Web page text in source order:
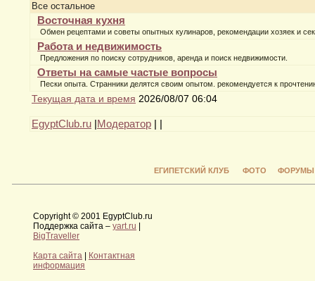
Все остальное
Восточная кухня
Обмен рецептами и советы опытных кулинаров, рекомендации хозяек и
Работа и недвижимость
Предложения по поиску сотрудников, аренда и поиск недвижимости.
Ответы на самые частые вопросы
Пески опыта. Странники делятся своим опытом. рекомендуется к
Текущая дата и время 2026/08/07 06:04
EgyptClub.ru Модератор
ЕГИПЕТСКИЙ КЛУБ ФОТО ФОРУМЫ
Copyright © 2001 EgyptClub.ru
Поддержка сайта – yart.ru |
BigTraveller
Карта сайта | Контактная
информация